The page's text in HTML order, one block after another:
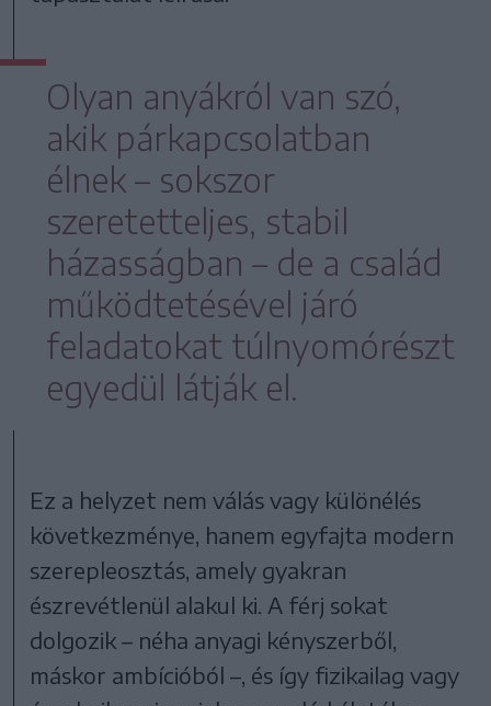
Olyan anyákról van szó,
akik párkapcsolatban
élnek – sokszor
szeretetteljes, stabil
házasságban – de a család
működtetésével járó
feladatokat túlnyomórészt
egyedül látják el.
Ez a helyzet nem válás vagy különélés
következménye, hanem egyfajta modern
szerepleosztás, amely gyakran
észrevétlenül alakul ki. A férj sokat
dolgozik – néha anyagi kényszerből,
máskor ambícióból –, és így fizikailag vagy